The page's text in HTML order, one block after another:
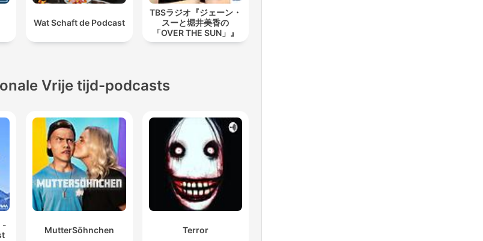
Wat Schaft de Podcast
TBSラジオ『ジェーン・
スーと堀井美香の
「OVER THE SUN」』
Vrije tijd-podcasts
-
MutterSöhnchen Terror